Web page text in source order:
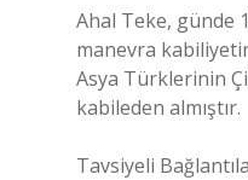
Ahal Teke, günde
manevra
Asya Türklerinin
kabileden almıştır.
Tavsiyeli